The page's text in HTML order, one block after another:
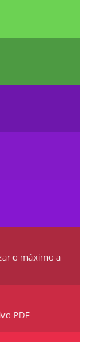
o máximo a
PDF